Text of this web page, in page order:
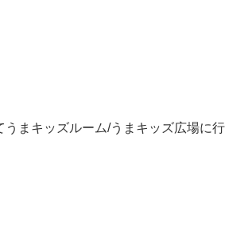
まキッズルーム/うまキッズ広場に